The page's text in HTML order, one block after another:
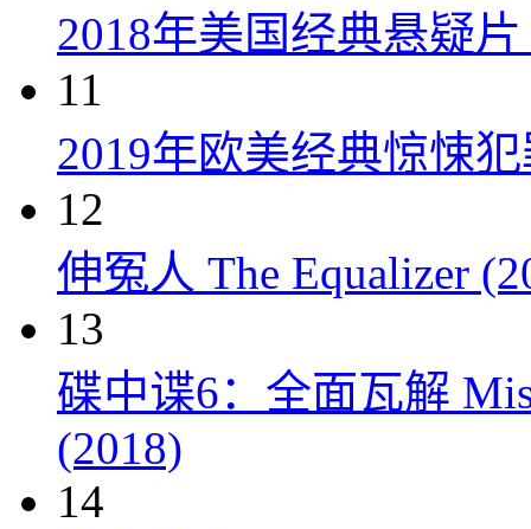
2018年美国经典悬疑
11
2019年欧美经典惊悚
12
伸冤人 The Equalizer
13
碟中谍6：全面瓦解
(2018)
14